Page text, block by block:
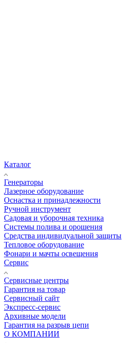
Каталог
Генераторы
Лазерное оборудование
Оснастка и принадлежности
Ручной инструмент
Садовая и уборочная техника
Системы полива и орошения
Средства индивидуальной защиты
Тепловое оборудование
Фонари и мачты освещения
Сервис
Сервисные центры
Гарантия на товар
Сервисный сайт
Экспресс-сервис
Архивные модели
Гарантия на разрыв цепи
О КОМПАНИИ